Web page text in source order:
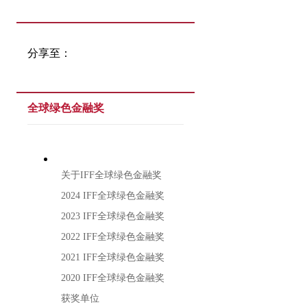
分享至：
全球绿色金融奖
关于IFF全球绿色金融奖
2024 IFF全球绿色金融奖
2023 IFF全球绿色金融奖
2022 IFF全球绿色金融奖
2021 IFF全球绿色金融奖
2020 IFF全球绿色金融奖
获奖单位